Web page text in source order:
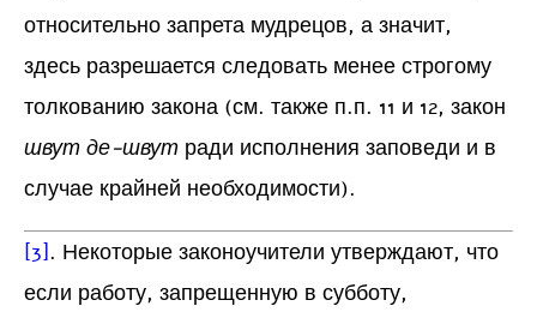
относительно запрета мудрецов, а значит,
здесь разрешается следовать менее строгому
толкованию закона (см. также п.п. 11 и 12, закон
швут де-швут ради исполнения заповеди и в
случае крайней необходимости).
[3]. Некоторые законоучители утверждают, что
если работу, запрещенную в субботу,